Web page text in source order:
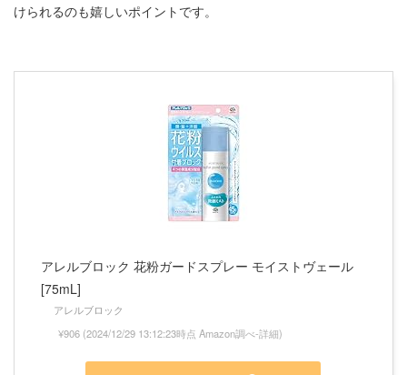
けられるのも嬉しいポイントです。
アレルブロック 花粉ガードスプレー モイストヴェール
[75mL]
アレルブロック
¥906 (2024/12/29 13:12:23時点 Amazon調べ-詳細)